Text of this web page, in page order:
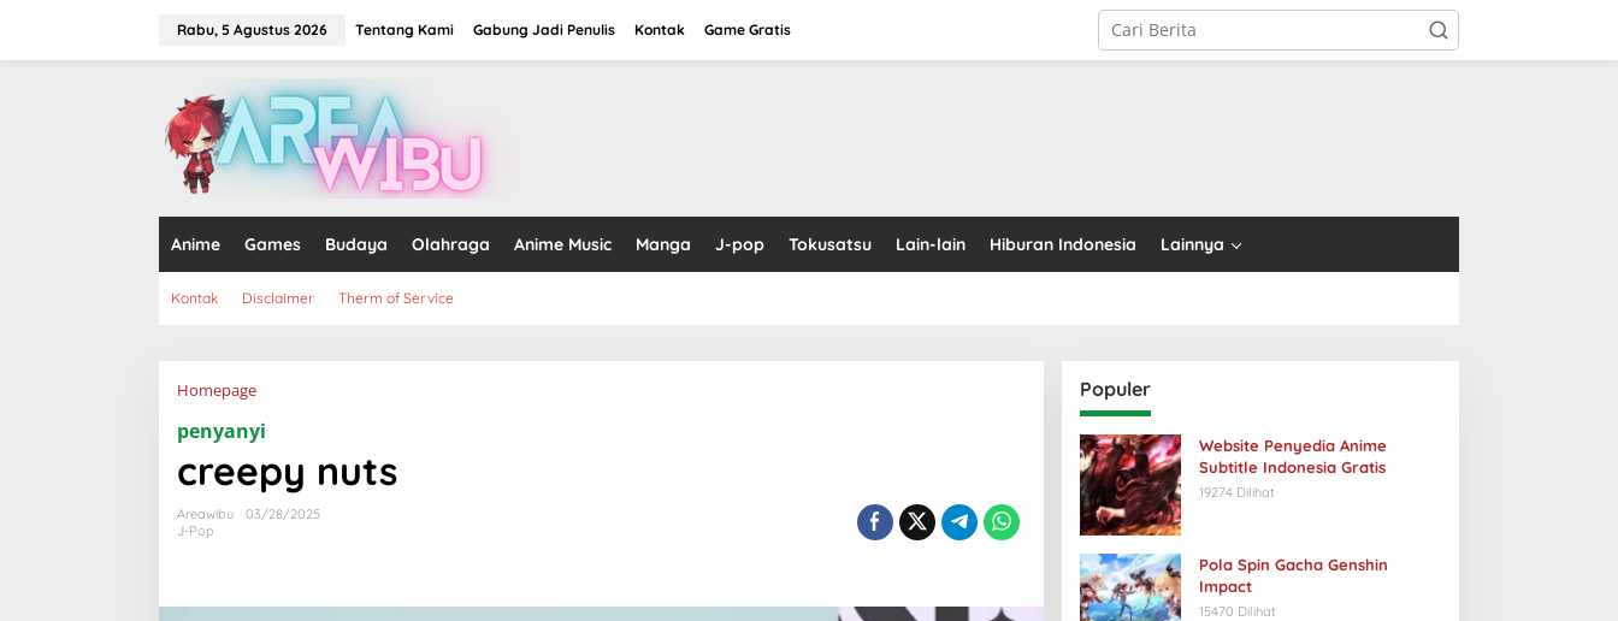
Rabu, 5 Agustus 2026 Tentang Kami Gabung Jadi Penulis Kontak Game Gratis
Anime Games Budaya Olahraga Anime Music Manga J-pop Tokusatsu Lain-lain Hiburan Indonesia Lainnya
Kontak Disclaimer Therm of Service
HomepageLampiran
penyanyi
creepy nuts
Areawibu
03/28/2025
J-Pop
Populer
Website Penyedia Anime
Subtitle Indonesia Gratis
19274 Dilihat
Pola Spin Gacha Genshin
Impact
15470 Dilihat